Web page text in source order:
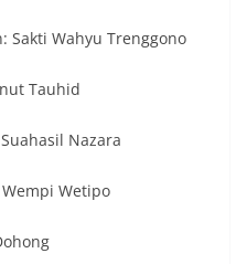
Sakti Wahyu Trenggono
Tauhid
Nazara
Wempi Wetipo